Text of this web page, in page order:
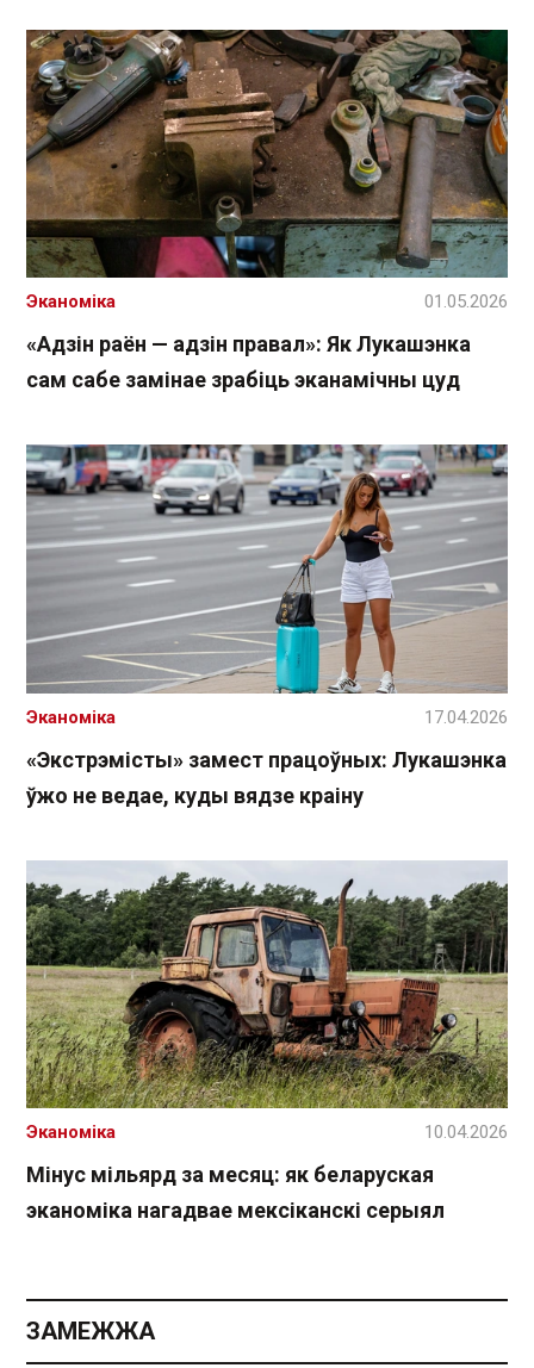
«Адзін раён — адзін правал»: Як Лукашэнка
сам сабе замінае зрабіць эканамічны цуд
Эканоміка 01.05.2026
«Экстрэмісты» замест працоўных: Лукашэнка
ўжо не ведае, куды вядзе краіну
Эканоміка 17.04.2026
Мінус мільярд за месяц: як беларуская
эканоміка нагадвае мексіканскі серыял
Эканоміка 10.04.2026
ЗАМЕЖЖА